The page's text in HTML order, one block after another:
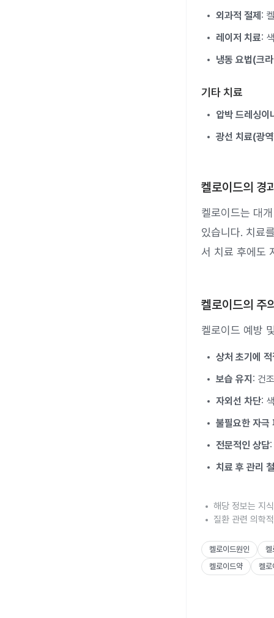
외과적 절제 :
레이저 치료:
냉동 요법(크
기타 치료
압박 드레싱이
광선 치료(광
켈로이드의 경
켈로이드는 대
있습니다. 치료
서 치료 후에도
켈로이드의 주
켈로이드 예방
상처 초기에
보습 유지 : 건
자외선 차단:
불필요한 자극
전문적인 상담
치료 후 관리
해당 정보는 지
질환 관련 의학
켈로이드원인
켈
켈로이드약
켈로